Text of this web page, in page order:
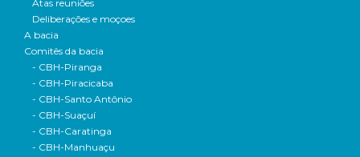
Atas reuniões
Deliberações e moçoes
A bacia
Comitês da bacia
- CBH-Piranga
- CBH-Piracicaba
- CBH-Santo Antônio
- CBH-Suaçuí
- CBH-Caratinga
- CBH-Manhuaçu